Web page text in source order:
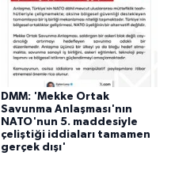
DMM: 'Mekke Ortak
Savunma Anlaşması'nın
NATO'nun 5. maddesiyle
çeliştiği iddiaları tamamen
gerçek dışı'